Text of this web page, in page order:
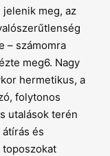
meg, az
– számomra
meg6. Nagy
hermetikus, a
folytonos
utalások terén
és